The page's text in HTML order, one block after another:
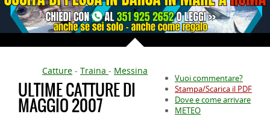
Catture - Traina - Messina
Vuoi commentare?
Stampa/Scarica il PDF
Dove e come arrivare
METEO
ULTIME CATTURE DI
MAGGIO 2007